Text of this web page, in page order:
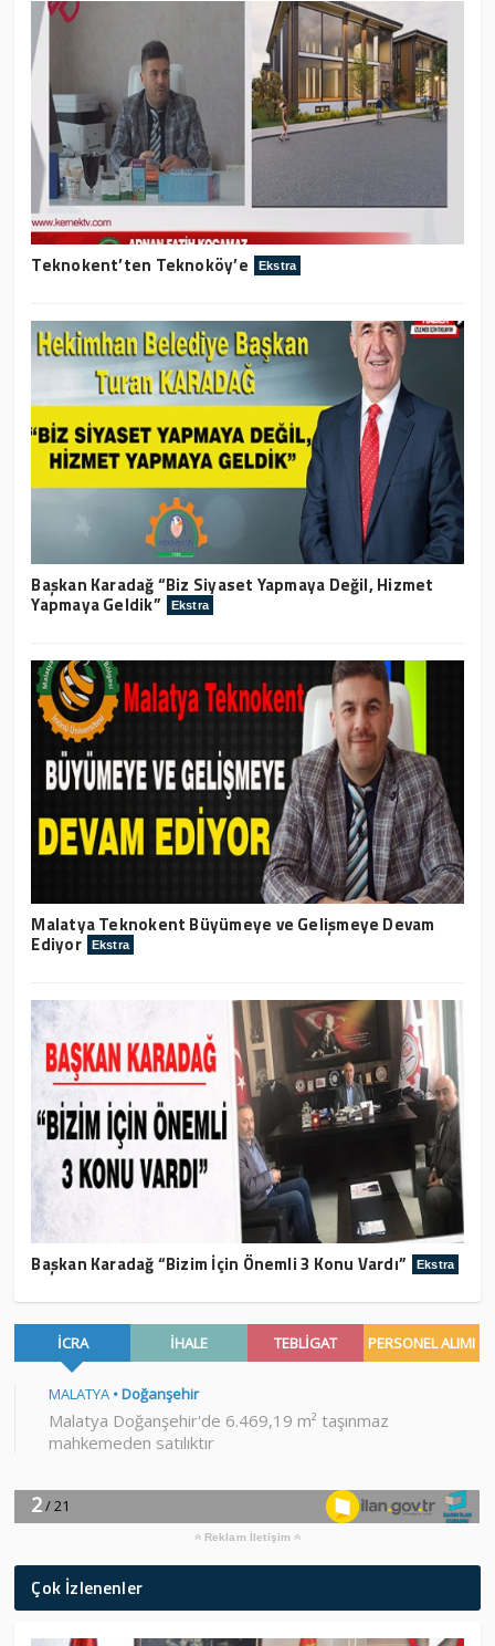
Teknokent’ten Teknoköy’e Ekstra
Başkan Karadağ “Biz Siyaset Yapmaya Değil, Hizmet
Yapmaya Geldik” Ekstra
Malatya Teknokent Büyümeye ve Gelişmeye Devam
Ediyor Ekstra
Başkan Karadağ “Bizim İçin Önemli 3 Konu Vardı” Ekstra
Reklam İletişim
Çok İzlenenler